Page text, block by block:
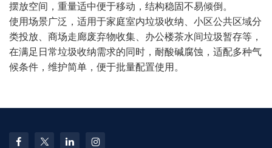
摆放空间，重量适中便于移动，结构稳固不易倾倒。
使用场景广泛，适用于家庭室内垃圾收纳、小区公共区域分
类投放、商场走廊废弃物收集、办公楼茶水间垃圾暂存等，
在满足日常垃圾收纳需求的同时，耐酸碱腐蚀，适配多种气
候条件，维护简单，便于批量配置使用。